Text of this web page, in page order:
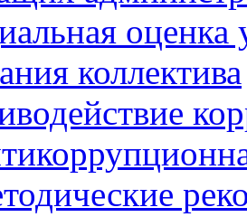
оценка
коллектива